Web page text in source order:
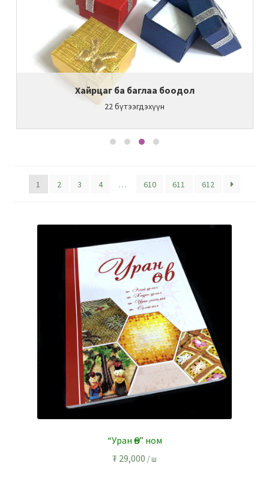
Хайрцаг ба баглаа боодол
22бүтээгдэхүүн
1 2 3 4 … 610 611 612
“Уран Өв” ном
₮ 29,000 / ш